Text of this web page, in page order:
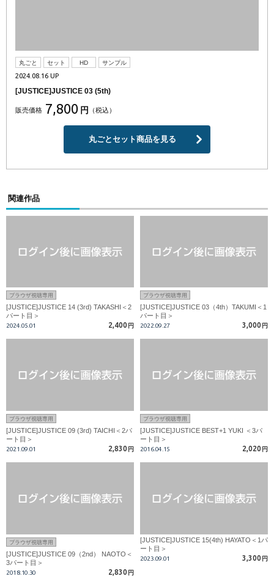
丸ごと セット HD サンプル
2024.08.16 UP
[JUSTICE]JUSTICE 03 (5th)
販売価格 7,800 円 （税込）
丸ごとセット商品を見る
関連作品
ブラウザ視聴専用
[JUSTICE]JUSTICE 14 (3rd) TAKASHI＜2
パート目＞
2024.05.01 2,400 円
ブラウザ視聴専用
[JUSTICE]JUSTICE 03（4th）TAKUMI＜1
パート目＞
2022.09.27 3,000 円
ブラウザ視聴専用
[JUSTICE]JUSTICE 09 (3rd) TAICHI＜2パ
ート目＞
2021.09.01 2,830 円
ブラウザ視聴専用
[JUSTICE]JUSTICE BEST+1 YUKI ＜3パ
ート目＞
2016.04.15 2,020 円
ブラウザ視聴専用
[JUSTICE]JUSTICE 09（2nd） NAOTO＜
3パート目＞
2018.10.30 2,830 円
[JUSTICE]JUSTICE 15(4th) HAYATO＜1パ
ート目＞
2023.09.01 3,300 円